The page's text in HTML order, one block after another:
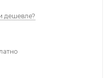
дешевле?